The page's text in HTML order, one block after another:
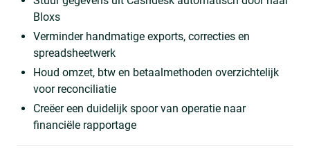
Bloxs
Verminder handmatige exports, correcties en
spreadsheetwerk
Houd omzet, btw en betaalmethoden overzichtelijk
voor reconciliatie
Creëer een duidelijk spoor van operatie naar
financiële rapportage